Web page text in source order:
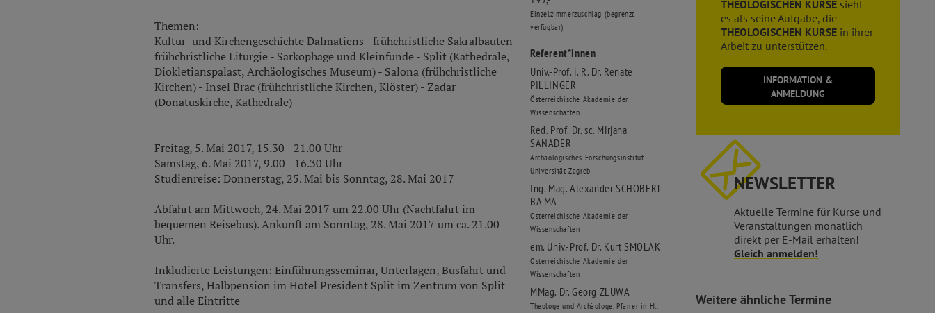
Einzelzimmerzuschlag (begrenzt
verfügbar)
Referent*innen
Univ.-Prof. i. R. Dr. Renate
PILLINGER
Österreichische Akademie der
Wissenschaften
Red. Prof. Dr. sc. Mirjana
SANADER
Archäologisches Forschungsinstitut
Universität Zagreb
Ing. Mag. Alexander SCHOBERT
BA MA
Österreichische Akademie der
Wissenschaften
em. Univ.-Prof. Dr. Kurt SMOLAK
Österreichische Akademie der
Wissenschaften
MMag. Dr. Georg ZLUWA
Theologe und Archäologe, Pfarrer in Hl.
Themen:
Kultur- und Kirchengeschichte Dalmatiens - frühchristliche Sakralbauten -
frühchristliche Liturgie - Sarkophage und Kleinfunde - Split (Kathedrale,
Diokletianspalast, Archäologisches Museum) - Salona (frühchristliche
Kirchen) - Insel Brac (frühchristliche Kirchen, Klöster) - Zadar
(Donatuskirche, Kathedrale)
Freitag, 5. Mai 2017, 15.30 - 21.00 Uhr
Samstag, 6. Mai 2017, 9.00 - 16.30 Uhr
Studienreise: Donnerstag, 25. Mai bis Sonntag, 28. Mai 2017
Abfahrt am Mittwoch, 24. Mai 2017 um 22.00 Uhr (Nachtfahrt im
bequemen Reisebus). Ankunft am Sonntag, 28. Mai 2017 um ca. 21.00
Uhr.
Inkludierte Leistungen: Einführungsseminar, Unterlagen, Busfahrt und
Transfers, Halbpension im Hotel President Split im Zentrum von Split
und alle Eintritte
THEOLOGISCHEN KURSE sieht
es als seine Aufgabe, die
THEOLOGISCHEN KURSE in ihrer
Arbeit zu unterstützen.
INFORMATION &
ANMELDUNG
NEWSLETTER
Aktuelle Termine für Kurse und
Veranstaltungen monatlich
direkt per E-Mail erhalten!
Gleich anmelden!
Weitere ähnliche Termine